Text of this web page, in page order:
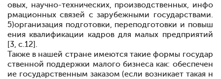
овых, научно-технических, производственных, инфо
рмационных связей с зарубежными государствами.
5)организация подготовки, переподготовки и повыш
ения квалификации кадров для малых предприятий
[3, с.12].
Также в нашей стране имеются такие формы государ
ственной поддержки малого бизнеса как: обеспечен
ие государственным заказом (если возникает такая н